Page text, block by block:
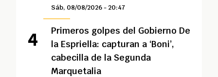
Sáb, 08/08/2026 - 20:47
Primeros golpes del Gobierno De
la Espriella: capturan a ‘Boni’,
cabecilla de la Segunda
Marquetalia